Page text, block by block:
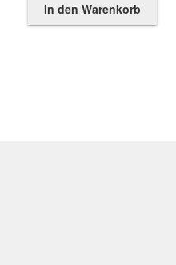
In den Warenkorb